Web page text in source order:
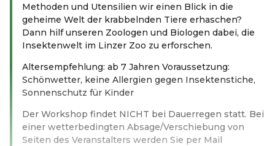
Methoden und Utensilien wir einen Blick in die
geheime Welt der krabbelnden Tiere erhaschen?
Dann hilf unseren Zoologen und Biologen dabei, die
Insektenwelt im Linzer Zoo zu erforschen.
Altersempfehlung: ab 7 Jahren Voraussetzung:
Schönwetter, keine Allergien gegen Insektenstiche,
Sonnenschutz für Kinder
Der Workshop findet NICHT bei Dauerregen statt. Bei
einer wetterbedingten Absage/Verschiebung von
Seiten des Veranstalters werden Sie per Mail